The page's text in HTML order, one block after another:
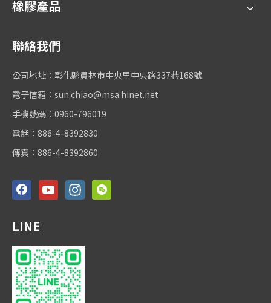
橡膠產品
聯絡我們
公司地址：彰化縣員林市中央里中央路337巷168號
電子信箱： sun.chiao@msa.hinet.net
手機號碼：0960-796019
電話：886-4-8392830
傳真：886-4-8392860
LINE